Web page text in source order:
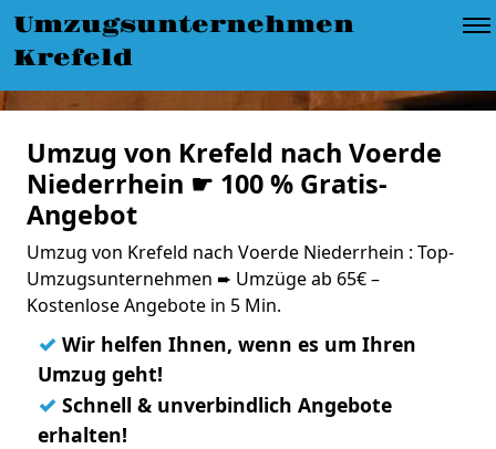
Umzugsunternehmen
Krefeld
Umzug von Krefeld nach Voerde
Niederrhein ☛ 100 % Gratis-
Angebot
Umzug von Krefeld nach Voerde Niederrhein : Top-
Umzugsunternehmen ➨ Umzüge ab 65€ –
Kostenlose Angebote in 5 Min.
✓ Wir helfen Ihnen, wenn es um Ihren
Umzug geht!
✓ Schnell & unverbindlich Angebote
erhalten!